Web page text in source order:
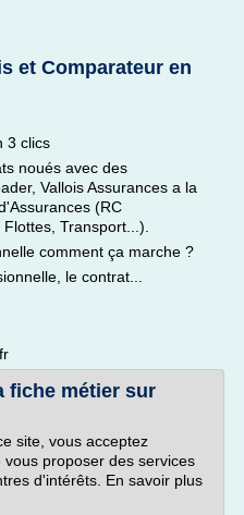
et Comparateur en
3 clics
noués avec des
Vallois Assurances a la
(RC
Transport...).
comment ça marche ?
le contrat...
fiche métier sur
site, vous acceptez
proposer des services
d'intérêts. En savoir plus